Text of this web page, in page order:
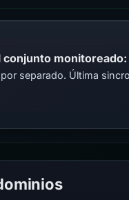
conjunto monitoreado:
separado. Última